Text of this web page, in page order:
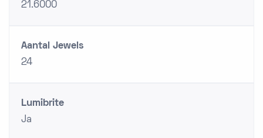
21.6000
Aantal Jewels
24
Lumibrite
Ja